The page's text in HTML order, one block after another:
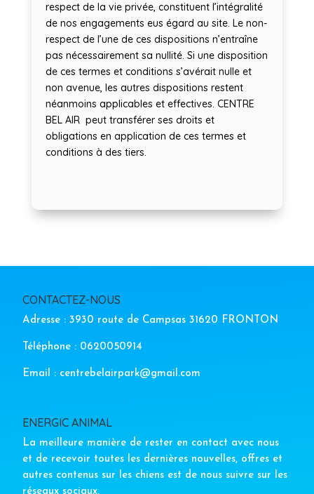
respect de la vie privée, constituent l’intégralité
de nos engagements eus égard au site. Le non-
respect de l’une de ces dispositions n’entraîne
pas nécessairement sa nullité. Si une disposition
de ces termes et conditions s’avérait nulle et
non avenue, les autres dispositions restent
néanmoins applicables et effectives. CENTRE
BEL AIR peut transférer ses droits et
obligations en application de ces termes et
conditions à des tiers.
CONTACTEZ-NOUS
Adresse : 3930 route de Campsas 31620 FRONTON
Téléphone : 0620050914
Email : centrebelairpark@gmail.com
ENERGIC ANIMAL
La meilleure manière de rester en contact avec nous
et de recevoir toutes les dernières nouvelles, offres et
autres contenus sur les chiens est de nous suivre sur les
réseaux sociaux.